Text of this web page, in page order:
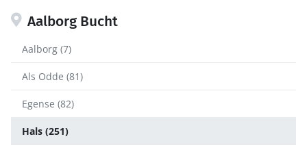
Aalborg Bucht
Aalborg (7)
Als Odde (81)
Egense (82)
Hals (251)